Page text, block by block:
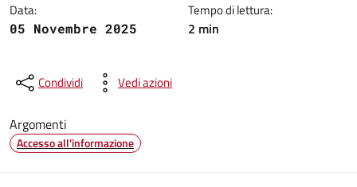
Data:
05 Novembre 2025
Tempo di lettura:
2 min
Condividi Vedi azioni
Argomenti
Accesso all'informazione